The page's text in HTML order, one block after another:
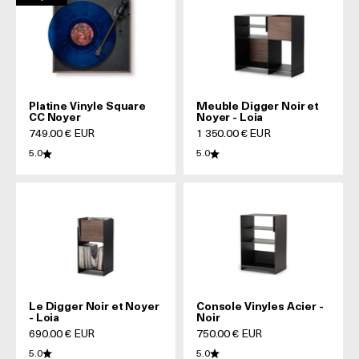
Platine Vinyle Square
CC Noyer
Prix de vente
749.00 € EUR
5.0
Meuble Digger Noir et
Noyer - Loia
Prix de vente
1 350.00 € EUR
5.0
Le Digger Noir et Noyer
- Loia
Prix de vente
690.00 € EUR
5.0
Console Vinyles Acier -
Noir
Prix de vente
750.00 € EUR
5.0